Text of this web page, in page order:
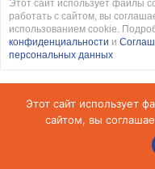
Этот сайт использует файлы
работать с сайтом, вы
использованием cookie.
конфиденциальности и
персональных данных
Этот сайт использует
сайтом, вы